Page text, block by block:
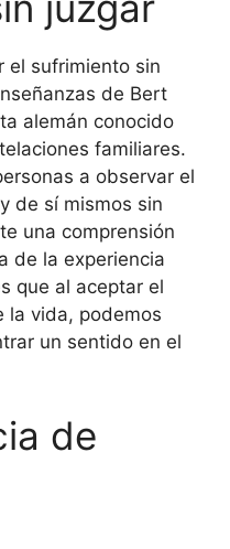
el sufrimiento sin
de Bert
alemán conocido
familiares.
a observar el
de sí mismos sin
una comprensión
de la experiencia
que al aceptar el
la vida, podemos
un sentido en el
de